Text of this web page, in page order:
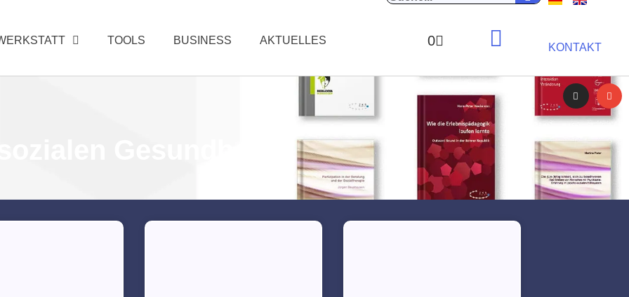
TOOLS BUSINESS AKTUELLES 0 KONTAKT